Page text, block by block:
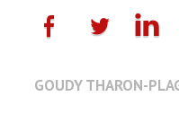
GOUDY THARON-